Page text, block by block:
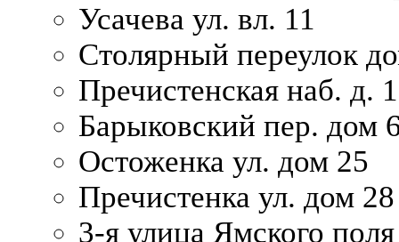
Усачева ул. вл. 11
Столярный переулок
Пречистенская наб. д.
Барыковский пер. дом
Остоженка ул. дом 25
Пречистенка ул. дом 28
3-я улица Ямского